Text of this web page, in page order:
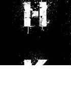
H
K